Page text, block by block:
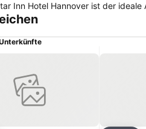
Inn Hotel Hannover ist der